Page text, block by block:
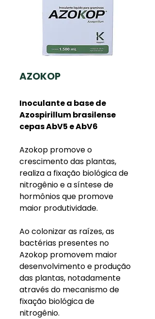
AZOKOP
Inoculante a base de
Azospirillum brasilense
cepas AbV5 e AbV6
Azokop promove o
crescimento das plantas,
realiza a fixação biológica de
nitrogênio e a síntese de
hormônios que promove
maior produtividade.
Ao colonizar as raízes, as
bactérias presentes no
Azokop promovem maior
desenvolvimento e produção
das plantas, notadamente
através do mecanismo de
fixação biológica de
nitrogênio.